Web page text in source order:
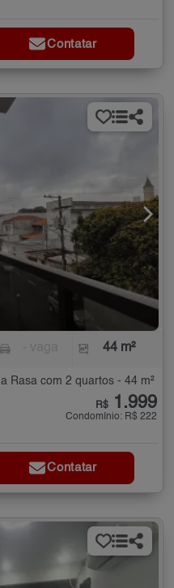
Contatar
44 m²
Rasa com 2 quartos - 44 m²
R$ 1.999
Condomínio: R$ 222
Contatar